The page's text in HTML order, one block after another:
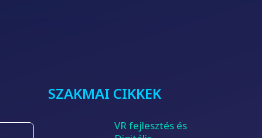
SZAKMAI CIKKEK
VR fejlesztés és